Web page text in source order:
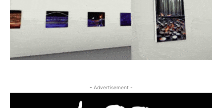
- Advertisement -